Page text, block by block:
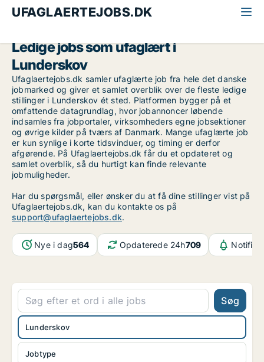
UFAGLAERTEJOBS.DK
Ledige jobs som ufaglært i
Lunderskov
Ufaglaertejobs.dk samler ufaglærte job fra hele det danske
jobmarked og giver et samlet overblik over de fleste ledige
stillinger i Lunderskov ét sted. Platformen bygger på et
omfattende datagrundlag, hvor jobannoncer løbende
indsamles fra jobportaler, virksomheders egne jobsektioner
og øvrige kilder på tværs af Danmark. Mange ufaglærte job
er kun synlige i korte tidsvinduer, og timing er derfor
afgørende. På Ufaglaertejobs.dk får du et opdateret og
samlet overblik, så du hurtigt kan finde relevante
jobmuligheder.
Har du spørgsmål, eller ønsker du at få dine stillinger vist på
Ufaglaertejobs.dk, kan du kontakte os på
support@ufaglaertejobs.dk.
Nye i dag564 Opdaterede 24h709
Søg
Jobtype
Lunderskov